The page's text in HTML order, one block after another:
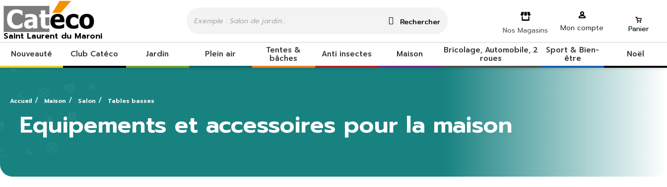
Saint Laurent du Maroni
Rechercher
Nos Magasins Mon compte Panier
Nouveauté Club Catéco Jardin Plein air Tentes &
bâches Anti insectes Maison Bricolage, Automobile, 2
roues
Sport & Bien-
être Noël
Accueil Maison Salon Tables basses
Equipements et accessoires pour la maison